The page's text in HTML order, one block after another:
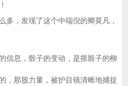
，发现了这个中端倪的卿莫凡，
息，骰子的变动，是摇骰子的柳
，那股力量，被护目镜清晰地捕捉